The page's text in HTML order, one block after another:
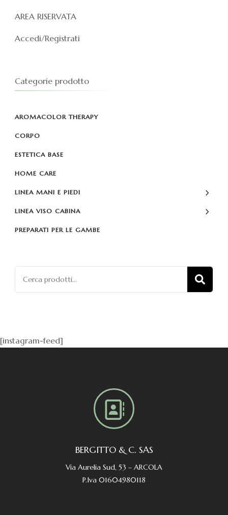
AREA RISERVATA
Accedi/Registrati
Categorie prodotto
AROMACOLOR THERAPY
CORPO
ESTETICA BASE
HOME CARE
LINEA MANI E PIEDI
LINEA VISO CABINA
PREPARATI PER LE GAMBE
Cerca:
[instagram-feed]
BERGITTO & C. SAS
Via Aurelia Sud, 53 – ARCOLA
P.Iva 01604980118